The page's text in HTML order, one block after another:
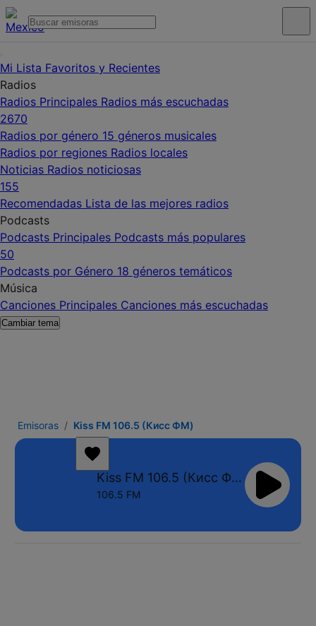
Mi Lista Favoritos y Recientes
Radios
Radios Principales Radios más escuchadas
2670
Radios por género 15 géneros musicales
Radios por regiones Radios locales
Noticias Radios noticiosas
155
Recomendadas Lista de las mejores radios
Podcasts
Podcasts Principales Podcasts más populares
50
Podcasts por Género 18 géneros temáticos
Música
Canciones Principales Canciones más escuchadas
Cambiar tema
Emisoras Kiss FM 106.5 (Кисc ФМ)
Kiss FM 106.5 (Кисc ФМ)
106.5 FM